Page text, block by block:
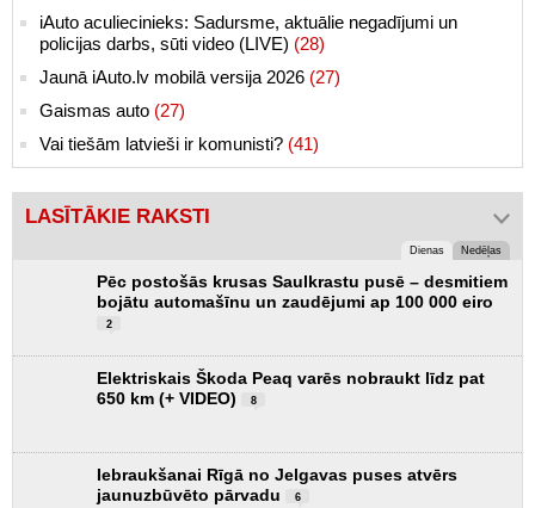
iAuto aculiecinieks: Sadursme, aktuālie negadījumi un
policijas darbs, sūti video (LIVE) (28)
Jaunā iAuto.lv mobilā versija 2026 (27)
Gaismas auto (27)
Vai tiešām latvieši ir komunisti? (41)
LASĪTĀKIE RAKSTI
Dienas Nedēļas
Pēc postošās krusas Saulkrastu pusē – desmitiem
bojātu automašīnu un zaudējumi ap 100 000 eiro
2
Elektriskais Škoda Peaq varēs nobraukt līdz pat
650 km (+ VIDEO)
8
Iebraukšanai Rīgā no Jelgavas puses atvērs
jaunuzbūvēto pārvadu
6